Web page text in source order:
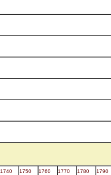
1740 1750 1760 1770 1780 1790